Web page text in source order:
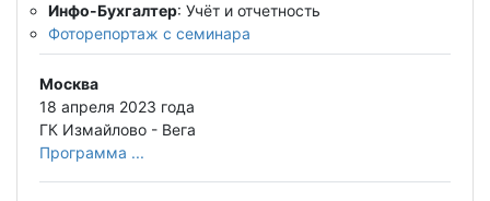
Инфо-Бухгалтер: Учёт и отчетность
Фоторепортаж с семинара
Москва
18 апреля 2023 года
ГК Измайлово - Вега
Программа ...